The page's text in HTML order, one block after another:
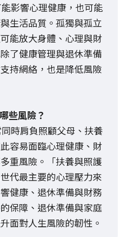
影響心理健康，也可能
生活品質。孤獨與孤立
能放大身體、心理與財
了健康管理與退休準備
持網絡，也是降低風險
些風險？
時肩負照顧父母、扶養
容易面臨心理健康、財
重風險。「扶養與照護
代最主要的心理壓力來
健康、退休準備與財務
保障、退休準備與家庭
面對人生風險的韌性。